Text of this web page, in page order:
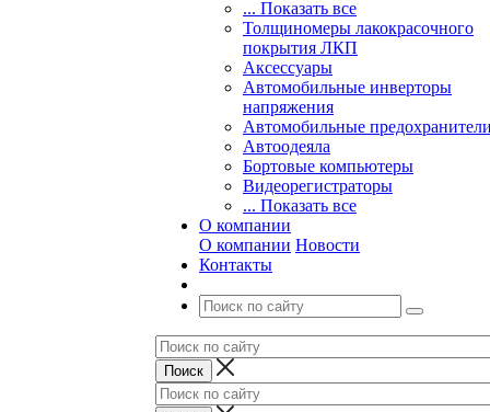
... Показать все
Толщиномеры лакокрасочного
покрытия ЛКП
Аксессуары
Автомобильные инверторы
напряжения
Автомобильные
Автоодеяла
Бортовые компьютеры
Видеорегистраторы
... Показать все
О компании
О компании Новости
Контакты